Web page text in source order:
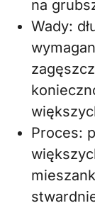
na
Wady:
Proces: